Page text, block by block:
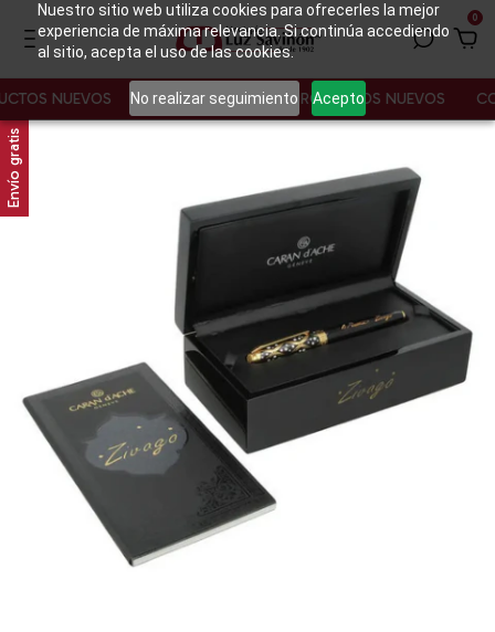
Nuestro sitio web utiliza cookies para ofrecerles la mejor
experiencia de máxima relevancia. Si continúa accediendo
al sitio, acepta el uso de las cookies.
No realizar seguimiento Acepto
0
NUEVOS CONOCE NUESTROS PRODUCTOS NUEVOS
Envío gratis